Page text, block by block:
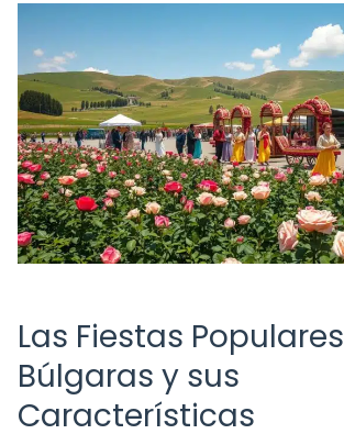
Las Fiestas Populares
Búlgaras y sus
Características